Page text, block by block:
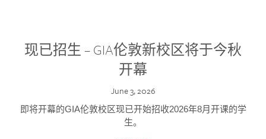
现已招生 – GIA伦敦新校区将于今秋
开幕
June 3, 2026
即将开幕的GIA伦敦校区现已开始招收2026年8月开课的学
生。